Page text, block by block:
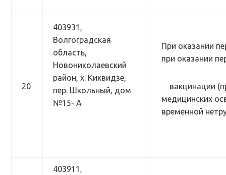
20
403931,
Волгоградская
область,
Новониколаевский
район, х. Киквидзе,
пер. Школьный, дом
№15- А
При оказании
при оказании
вакцинации
медицинских
временной
403911,